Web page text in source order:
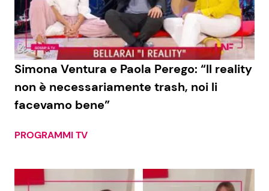
Economia
Persone Scomparse
Politica
Fiction e Serie TV
Programmi TV
Reality e Talent
News Cinema News dal mondo
Simona Ventura e Paola Perego: “Il reality
non è necessariamente trash, noi li
facevamo bene”
PROGRAMMI TV